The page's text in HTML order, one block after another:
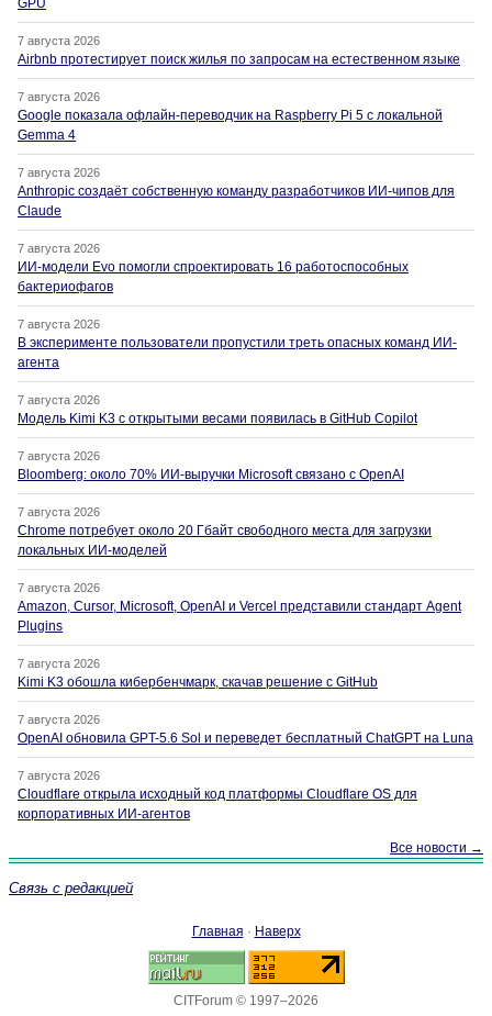
GPU
7 августа 2026
Airbnb протестирует поиск жилья по запросам на естественном языке
7 августа 2026
Google показала офлайн-переводчик на Raspberry Pi 5 с локальной
Gemma 4
7 августа 2026
Anthropic создаёт собственную команду разработчиков ИИ-чипов для
Claude
7 августа 2026
ИИ-модели Evo помогли спроектировать 16 работоспособных
бактериофагов
7 августа 2026
В эксперименте пользователи пропустили треть опасных команд ИИ-
агента
7 августа 2026
Модель Kimi K3 с открытыми весами появилась в GitHub Copilot
7 августа 2026
Bloomberg: около 70% ИИ-выручки Microsoft связано с OpenAI
7 августа 2026
Chrome потребует около 20 Гбайт свободного места для загрузки
локальных ИИ-моделей
7 августа 2026
Amazon, Cursor, Microsoft, OpenAI и Vercel представили стандарт Agent
Plugins
7 августа 2026
Kimi K3 обошла кибербенчмарк, скачав решение с GitHub
7 августа 2026
OpenAI обновила GPT-5.6 Sol и переведет бесплатный ChatGPT на Luna
7 августа 2026
Cloudflare открыла исходный код платформы Cloudflare OS для
корпоративных ИИ-агентов
Все новости →
Связь с редакцией
Главная · Наверх
CITForum © 1997–2026